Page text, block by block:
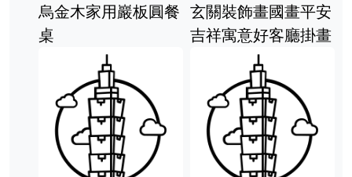
烏金木家用巖板圓餐
桌
玄關裝飾畫國畫平安
吉祥寓意好客廳掛畫